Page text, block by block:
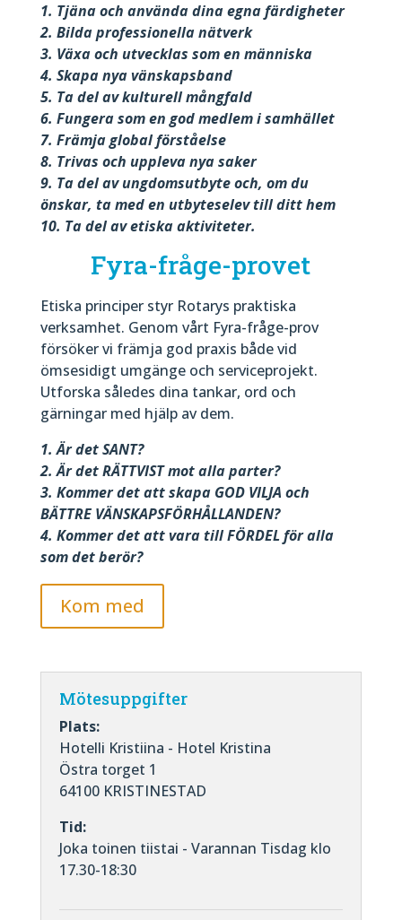
1. Tjäna och använda dina egna färdigheter
2. Bilda professionella nätverk
3. Växa och utvecklas som en människa
4. Skapa nya vänskapsband
5. Ta del av kulturell mångfald
6. Fungera som en god medlem i samhället
7. Främja global förståelse
8. Trivas och uppleva nya saker
9. Ta del av ungdomsutbyte och, om du
önskar, ta med en utbyteselev till ditt hem
10. Ta del av etiska aktiviteter.
Fyra-fråge-provet
Etiska principer styr Rotarys praktiska
verksamhet. Genom vårt Fyra-fråge-prov
försöker vi främja god praxis både vid
ömsesidigt umgänge och serviceprojekt.
Utforska således dina tankar, ord och
gärningar med hjälp av dem.
1. Är det SANT?
2. Är det RÄTTVIST mot alla parter?
3. Kommer det att skapa GOD VILJA och
BÄTTRE VÄNSKAPSFÖRHÅLLANDEN?
4. Kommer det att vara till FÖRDEL för alla
som det berör?
Kom med
Mötesuppgifter
Plats:
Hotelli Kristiina - Hotel Kristina
Östra torget 1
64100 KRISTINESTAD
Tid:
Joka toinen tiistai - Varannan Tisdag klo
17.30-18:30